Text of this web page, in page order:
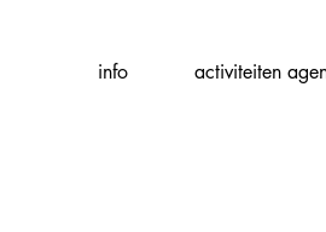
info activiteiten